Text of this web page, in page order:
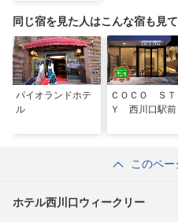
同じ宿を見た人はこんな宿も見
パイオランドホテ
ル
ＣＯＣＯ ＳＴ
Ｙ 西川口駅前
このペ
ホテル西川口ウィークリー